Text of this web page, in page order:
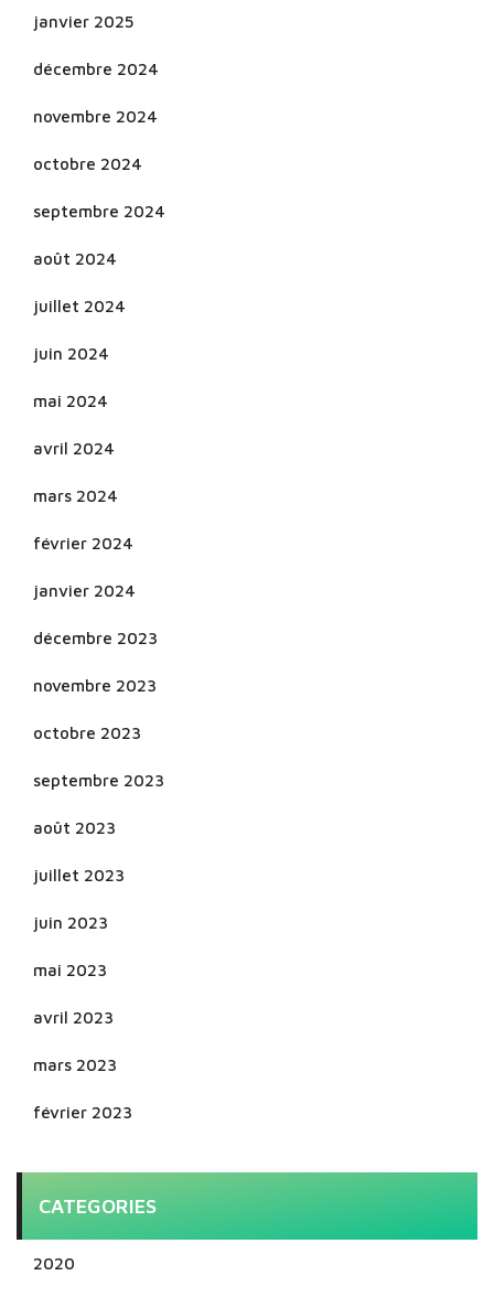
janvier 2025
décembre 2024
novembre 2024
octobre 2024
septembre 2024
août 2024
juillet 2024
juin 2024
mai 2024
avril 2024
mars 2024
février 2024
janvier 2024
décembre 2023
novembre 2023
octobre 2023
septembre 2023
août 2023
juillet 2023
juin 2023
mai 2023
avril 2023
mars 2023
février 2023
CATEGORIES
2020